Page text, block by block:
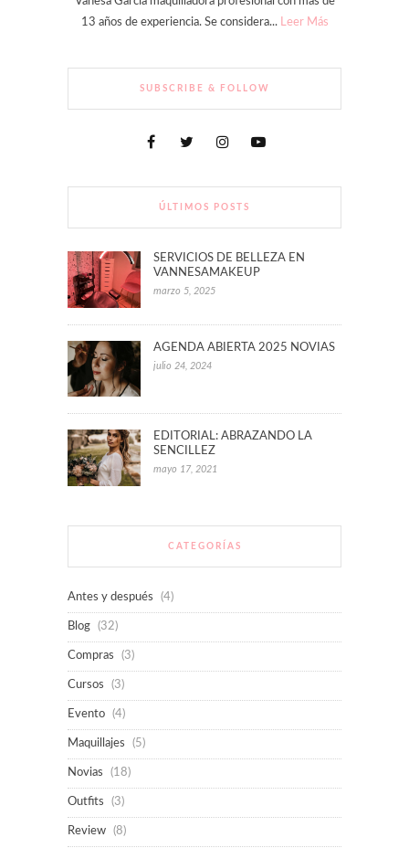
13 años de experiencia. Se considera... Leer Más
SUBSCRIBE & FOLLOW
ÚLTIMOS POSTS
SERVICIOS DE BELLEZA EN
VANNESAMAKEUP
marzo 5, 2025
AGENDA ABIERTA 2025 NOVIAS
julio 24, 2024
EDITORIAL: ABRAZANDO LA
SENCILLEZ
mayo 17, 2021
CATEGORÍAS
Antes y después (4)
Blog (32)
Compras (3)
Cursos (3)
Evento (4)
Maquillajes (5)
Novias (18)
Outfits (3)
Review (8)